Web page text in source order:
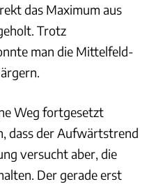
das Maximum aus
Trotz
man die Mittelfeld-
Weg fortgesetzt
dass der Aufwärtstrend
versucht aber, die
Der gerade erst